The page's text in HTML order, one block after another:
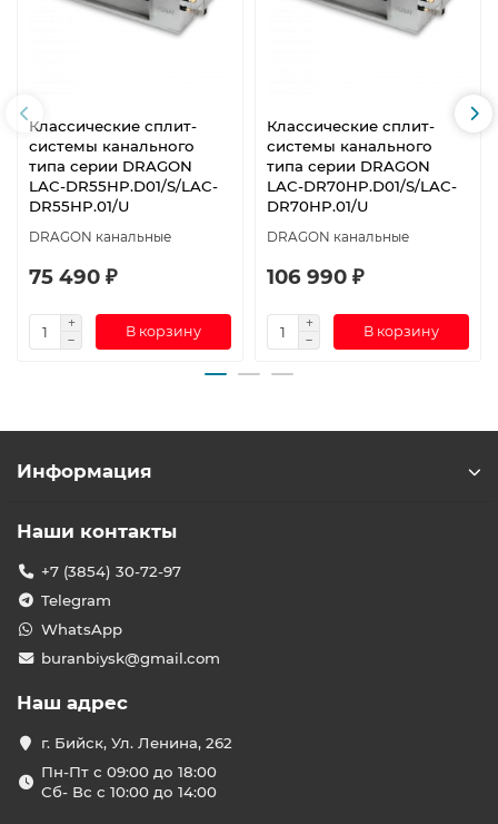
Классические сплит-
системы канального
типа серии DRAGON
LAC-DR55HP.D01/S/LAC-
DR55HP.01/U
DRAGON канальные
75 490 ₽
В корзину
Классические сплит-
системы канального
типа серии DRAGON
LAC-DR70HP.D01/S/LAC-
DR70HP.01/U
DRAGON канальные
106 990 ₽
В корзину
Информация
Наши контакты
+7 (3854) 30-72-97
Telegram
WhatsApp
buranbiysk@gmail.com
Наш адрес
г. Бийск, Ул. Ленина, 262
Пн-Пт с 09:00 до 18:00
Сб- Вс с 10:00 до 14:00